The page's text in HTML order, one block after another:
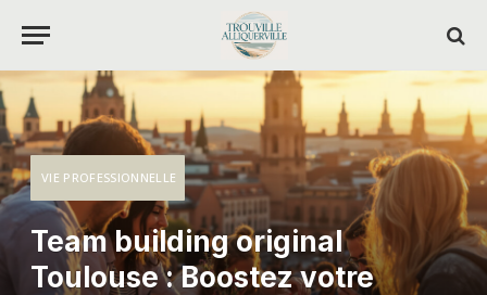
VIE PROFESSIONNELLE
Team building original
Toulouse : Boostez votre